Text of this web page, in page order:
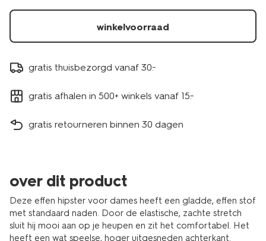
winkelvoorraad
gratis thuisbezorgd vanaf 30.-
gratis afhalen in 500+ winkels vanaf 15.-
gratis retourneren binnen 30 dagen
over dit product
Deze effen hipster voor dames heeft een gladde, effen stof
met standaard naden. Door de elastische, zachte stretch
sluit hij mooi aan op je heupen en zit het comfortabel. Het
heeft een wat speelse, hoger uitgesneden achterkant.